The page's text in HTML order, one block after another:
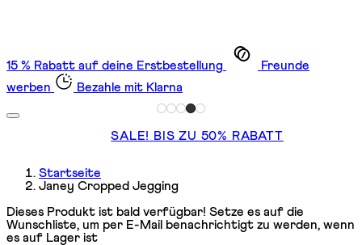
15 % Rabatt auf deine Erstbestellung
Freunde
werben
Bezahle mit Klarna
SALE! BIS ZU 50% RABATT
Startseite
Janey Cropped Jegging
Dieses Produkt ist bald verfügbar! Setze es auf die
Wunschliste, um per E-Mail benachrichtigt zu werden, wenn
es auf Lager ist